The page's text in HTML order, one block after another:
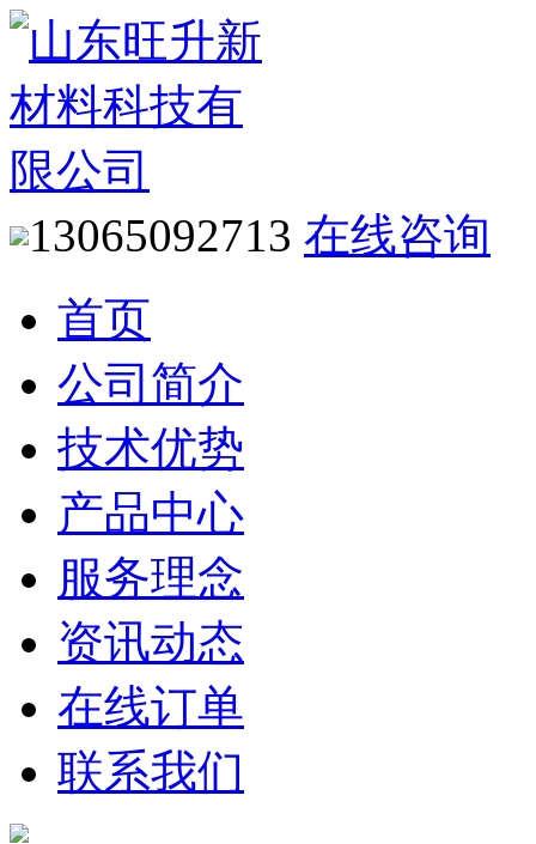
13065092713 在线咨询
首页
公司简介
技术优势
产品中心
服务理念
资讯动态
在线订单
联系我们